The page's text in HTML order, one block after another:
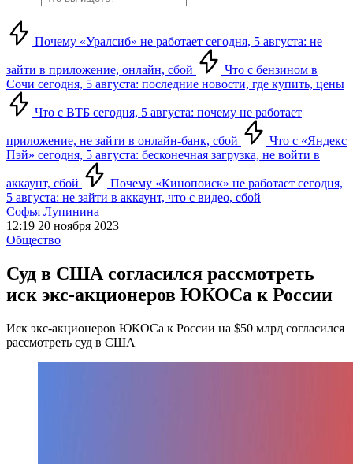
Почему «Уралсиб» не работает сегодня, 5 августа: не
зайти в приложение, онлайн, сбой
Что с бензином в
Сочи сегодня, 5 августа: последние новости, где купить, цены
Что с ВТБ сегодня, 5 августа: почему не работает
приложение, не зайти в онлайн-банк, сбой
Что с «Яндекс
Пэй» сегодня, 5 августа: бесконечная загрузка, не войти в
аккаунт, сбой
Почему «Кинопоиск» не работает сегодня,
5 августа: не зайти в аккаунт, что с видео, сбой
Софья Лупинина
12:19 20 ноября 2023
Общество
Суд в США согласился рассмотреть
иск экс-акционеров ЮКОСа к России
Иск экс-акционеров ЮКОСа к России на $50 млрд согласился
рассмотреть суд в США